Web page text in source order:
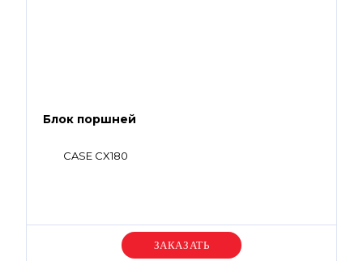
Блок поршней
CASE CX180
Уточняйте цену